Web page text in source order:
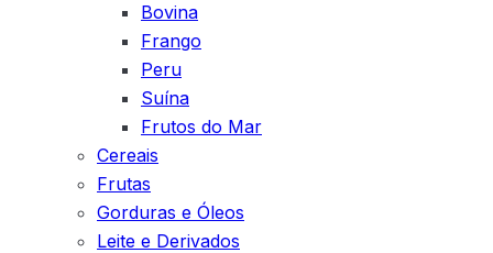
Bovina
Frango
Peru
Suína
Frutos do Mar
Cereais
Frutas
Gorduras e Óleos
Leite e Derivados